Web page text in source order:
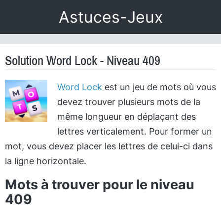
Astuces-Jeux
Solution Word Lock - Niveau 409
Word Lock est un jeu de mots où vous
devez trouver plusieurs mots de la
même longueur en déplaçant des
lettres verticalement. Pour former un
mot, vous devez placer les lettres de celui-ci dans
la ligne horizontale.
Mots à trouver pour le niveau
409